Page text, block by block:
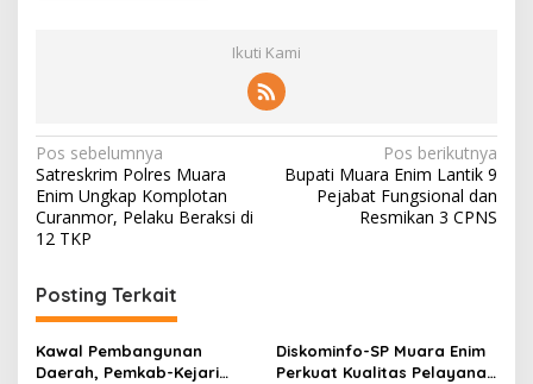
Ikuti Kami
N
a
v
g
a
s
Pos sebelumnya
Satreskrim Polres Muara
Enim Ungkap Komplotan
Curanmor, Pelaku Beraksi di
12 TKP
Pos berikutnya
Bupati Muara Enim Lantik 9
Pejabat Fungsional dan
Resmikan 3 CPNS
Posting Terkait
Kawal Pembangunan
Daerah, Pemkab-Kejari
Diskominfo-SP Muara Enim
Perkuat Kualitas Pelayanan